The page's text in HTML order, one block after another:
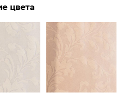
цвета